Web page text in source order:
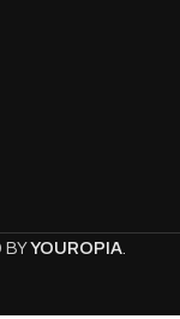
BYYOUROPIA.